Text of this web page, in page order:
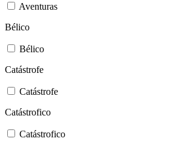
Aventuras
Bélico
Bélico
Catástrofe
Catástrofe
Catástrofico
Catástrofico